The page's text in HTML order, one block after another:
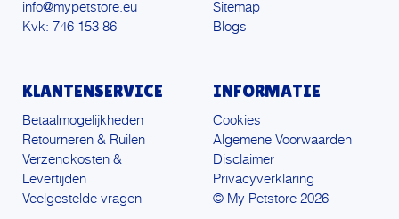
info@mypetstore.eu
Kvk: 746 153 86
Sitemap
Blogs
KLANTENSERVICE
Betaalmogelijkheden
Retourneren & Ruilen
Verzendkosten &
Levertijden
Veelgestelde vragen
INFORMATIE
Cookies
Algemene Voorwaarden
Disclaimer
Privacyverklaring
© My Petstore 2026